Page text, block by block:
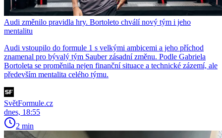
Audi změnilo pravidla hry. Bortoleto chválí nový tým i jeho
mentalitu
Audi vstoupilo do formule 1 s velkými ambicemi a jeho příchod
znamenal pro bývalý tým Sauber zásadní změnu. Podle Gabriela
Bortoleta se proměnila nejen finanční situace a technické zázemí, ale
především mentalita celého týmu.
SvětFormule.cz
dnes, 18:55
2 min